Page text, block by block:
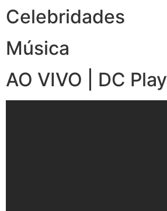
Celebridades
Música
AO VIVO | DC Play